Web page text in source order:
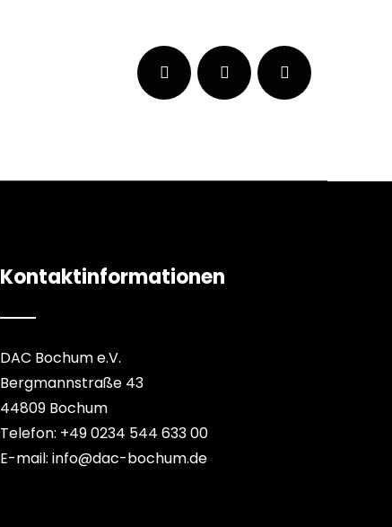
Kontaktinformationen
DAC Bochum e.V.
Bergmannstraße 43
44809 Bochum
Telefon: +49 0234 544 633 00
E-mail: info@dac-bochum.de